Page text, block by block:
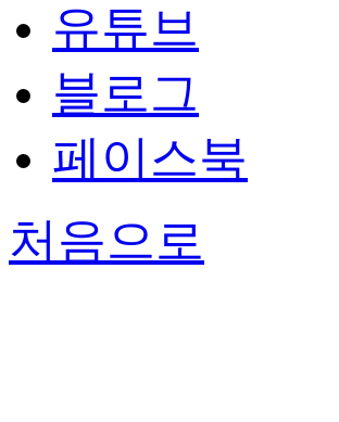
유튜브
블로그
페이스북
처음으로